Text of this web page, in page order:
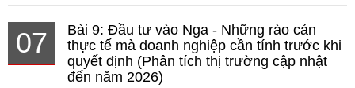
07
Bài 9: Đầu tư vào Nga - Những rào cản
thực tế mà doanh nghiệp cần tính trước khi
quyết định (Phân tích thị trường cập nhật
đến năm 2026)